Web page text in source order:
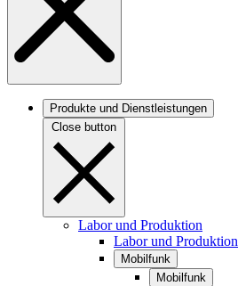
Produkte und Dienstleistungen
Close button
Labor und Produktion
Labor und Produktion
Mobilfunk
Mobilfunk